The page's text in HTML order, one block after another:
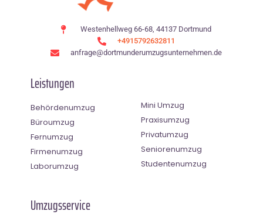
Westenhellweg 66-68, 44137 Dortmund
+4915792632811
anfrage@dortmunderumzugsunternehmen.de
Leistungen
Behördenumzug
Büroumzug
Fernumzug
Firmenumzug
Laborumzug
Mini Umzug
Praxisumzug
Privatumzug
Seniorenumzug
Studentenumzug
Umzugsservice